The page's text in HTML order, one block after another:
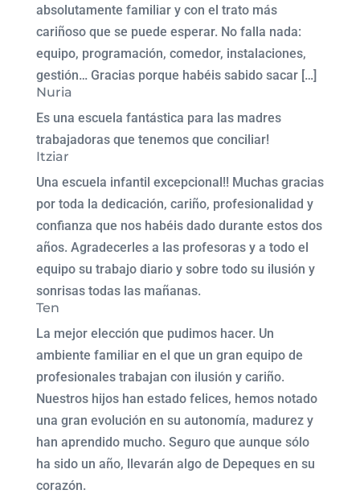
absolutamente familiar y con el trato más
cariñoso que se puede esperar. No falla nada:
equipo, programación, comedor, instalaciones,
gestión… Gracias porque habéis sabido sacar […]
Nuria
Es una escuela fantástica para las madres
trabajadoras que tenemos que conciliar!
Itziar
Una escuela infantil excepcional!! Muchas gracias
por toda la dedicación, cariño, profesionalidad y
confianza que nos habéis dado durante estos dos
años. Agradecerles a las profesoras y a todo el
equipo su trabajo diario y sobre todo su ilusión y
sonrisas todas las mañanas.
Ten
La mejor elección que pudimos hacer. Un
ambiente familiar en el que un gran equipo de
profesionales trabajan con ilusión y cariño.
Nuestros hijos han estado felices, hemos notado
una gran evolución en su autonomía, madurez y
han aprendido mucho. Seguro que aunque sólo
ha sido un año, llevarán algo de Depeques en su
corazón.